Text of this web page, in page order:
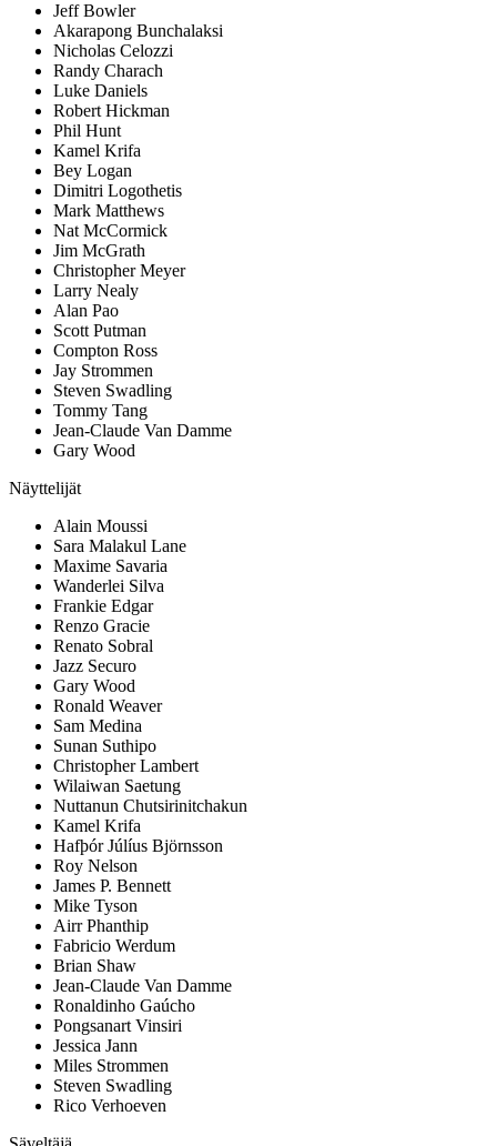
Jeff Bowler
Akarapong Bunchalaksi
Nicholas Celozzi
Randy Charach
Luke Daniels
Robert Hickman
Phil Hunt
Kamel Krifa
Bey Logan
Dimitri Logothetis
Mark Matthews
Nat McCormick
Jim McGrath
Christopher Meyer
Larry Nealy
Alan Pao
Scott Putman
Compton Ross
Jay Strommen
Steven Swadling
Tommy Tang
Jean-Claude Van Damme
Gary Wood
Näyttelijät
Alain Moussi
Sara Malakul Lane
Maxime Savaria
Wanderlei Silva
Frankie Edgar
Renzo Gracie
Renato Sobral
Jazz Securo
Gary Wood
Ronald Weaver
Sam Medina
Sunan Suthipo
Christopher Lambert
Wilaiwan Saetung
Nuttanun Chutsirinitchakun
Kamel Krifa
Hafþór Júlíus Björnsson
Roy Nelson
James P. Bennett
Mike Tyson
Airr Phanthip
Fabricio Werdum
Brian Shaw
Jean-Claude Van Damme
Ronaldinho Gaúcho
Pongsanart Vinsiri
Jessica Jann
Miles Strommen
Steven Swadling
Rico Verhoeven